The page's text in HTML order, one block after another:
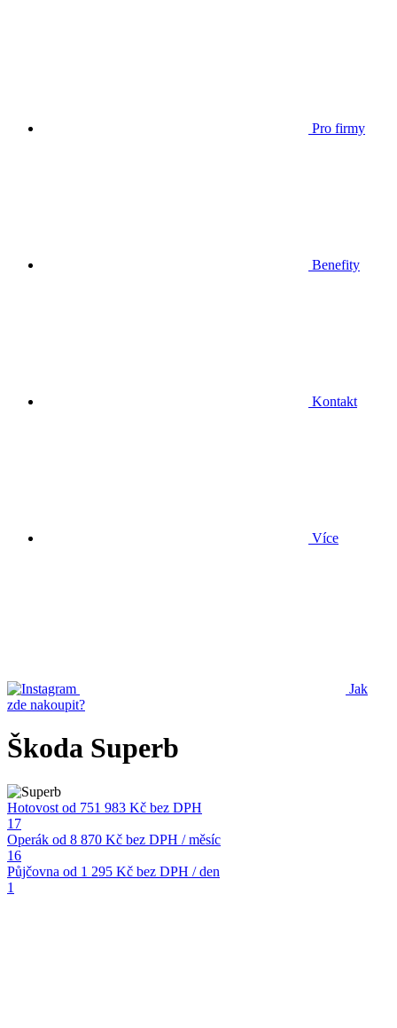
Pro firmy
Benefity
Kontakt
Více
Jak
zde nakoupit?
Škoda Superb
Hotovost od 751 983 Kč bez DPH
17
Operák od 8 870 Kč bez DPH / měsíc
16
Půjčovna od 1 295 Kč bez DPH / den
1